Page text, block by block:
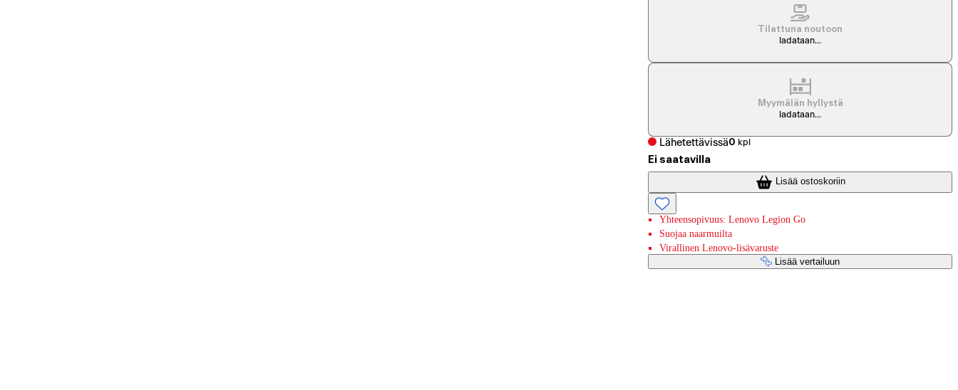
Tilattuna noutoon
ladataan...
Myymälän hyllystä
ladataan...
Lähetettävissä0 kpl
Ei saatavilla
Lisää ostoskoriin
Yhteensopivuus: Lenovo Legion Go
Suojaa naarmuilta
Virallinen Lenovo-lisävaruste
Lisää vertailuun